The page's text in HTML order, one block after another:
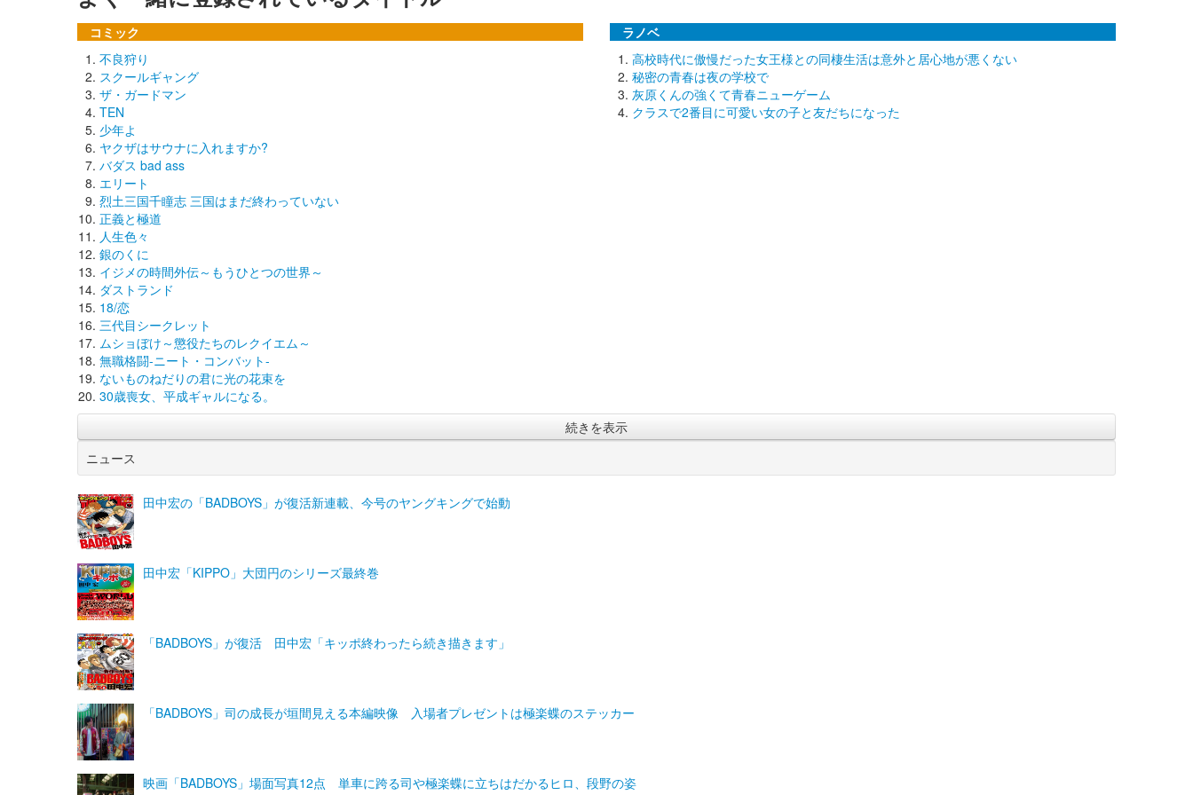
コミック
不良狩り
スクールギャング
ザ・ガードマン
TEN
少年よ
ヤクザはサウナに入れますか?
バダス bad ass
エリート
烈土三国千瞳志 三国はまだ終わっていない
正義と極道
人生色々
銀のくに
イジメの時間外伝～もうひとつの世界～
ダストランド
18/恋
三代目シークレット
ムショぼけ～懲役たちのレクイエム～
無職格闘-ニート・コンバット-
ないものねだりの君に光の花束を
30歳喪女、平成ギャルになる。
ラノベ
高校時代に傲慢だった女王様との同棲生活は意外と居心地が悪くない
秘密の青春は夜の学校で
灰原くんの強くて青春ニューゲーム
クラスで2番目に可愛い女の子と友だちになった
続きを表示
ニュース
田中宏の「BADBOYS」が復活新連載、今号のヤングキングで始動
田中宏「KIPPO」大団円のシリーズ最終巻
「BADBOYS」が復活 田中宏「キッポ終わったら続き描きます」
「BADBOYS」司の成長が垣間見える本編映像 入場者プレゼントは極楽蝶のステッカー
映画「BADBOYS」場面写真12点 単車に跨る司や極楽蝶に立ちはだかるヒロ、段野の姿